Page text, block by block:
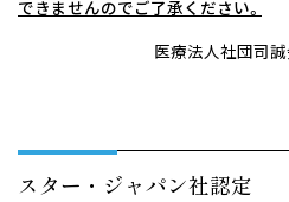
できませんのでご了承ください。
医療法人社団司
スター・ジャパン社認定